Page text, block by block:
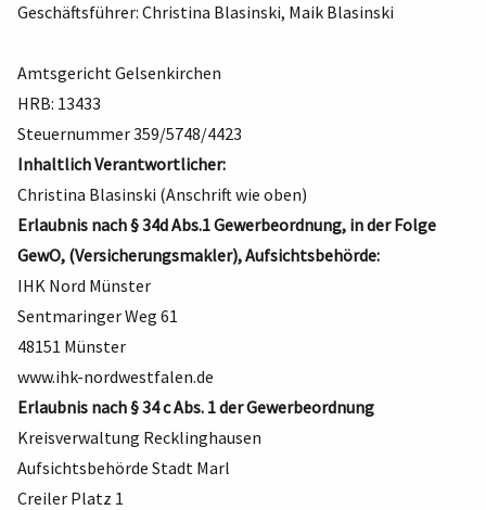
Geschäftsführer: Christina Blasinski, Maik Blasinski
Amtsgericht Gelsenkirchen
HRB: 13433
Steuernummer 359/5748/4423
Inhaltlich Verantwortlicher:
Christina Blasinski (Anschrift wie oben)
Erlaubnis nach § 34d Abs.1 Gewerbeordnung, in der Folge
GewO, (Versicherungsmakler), Aufsichtsbehörde:
IHK Nord Münster
Sentmaringer Weg 61
48151 Münster
www.ihk-nordwestfalen.de
Erlaubnis nach § 34 c Abs. 1 der Gewerbeordnung
Kreisverwaltung Recklinghausen
Aufsichtsbehörde Stadt Marl
Creiler Platz 1